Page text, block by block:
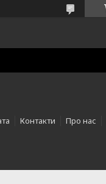
Контакти Про нас